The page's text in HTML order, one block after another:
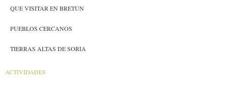
QUE VISITAR EN BRETÚN
PUEBLOS CERCANOS
TIERRAS ALTAS DE SORIA
ACTIVIDADES